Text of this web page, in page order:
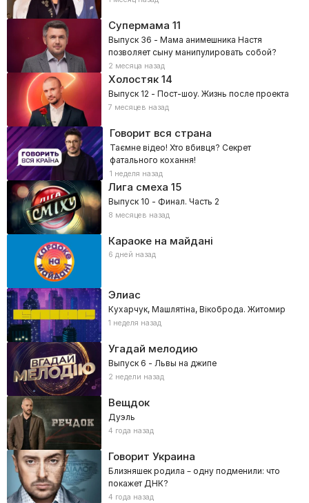
Супермама 11
Выпуск 36 - Мама анимешника Настя
позволяет сыну манипулировать собой?
2 месяца назад
Холостяк14
Выпуск 12 - Пост-шоу. Жизнь после проекта
7 месяцев назад
Говорит вся страна
Таємне відео! Хто вбивця? Секрет
фатального кохання!
1 неделя назад
Лига смеха 15
Выпуск 10 - Финал. Часть 2
8 месяцев назад
Караоке на майдані
6 дней назад
Элиас
Кухарчук, Машлятіна, Вікоброда. Житомир
1 неделя назад
Угадай мелодию
Выпуск 6 - Львы на джипе
2 недели назад
Вещдок
Дуэль
4 года назад
Говорит Украина
Близняшек родила – одну подменили: что
покажет ДНК?
4 года назад